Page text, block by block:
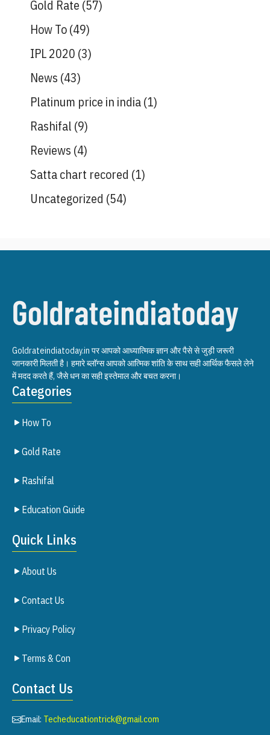
Gold Rate (57)
How To(49)
IPL 2020 (3)
News (43)
Platinum price in india(1)
Rashifal (9)
Reviews (4)
Satta chart recored (1)
Uncategorized (54)
Goldrateindiatoday.in पर आपको आध्यात्मिक ज्ञान और पैसे से जुड़ी जरूरी
जानकारी मिलती है। हमारे ब्लॉग्स आपको आत्मिक शांति के साथ सही आर्थिक फैसले लेने
में मदद करते हैं, जैसे धन का सही इस्तेमाल और बचत करना।
Categories
How To
Gold Rate
Rashifal
Education Guide
Quick Links
About Us
Contact Us
Privacy Policy
Terms & Con
Contact Us
Email: Techeducationtrick@gmail.com